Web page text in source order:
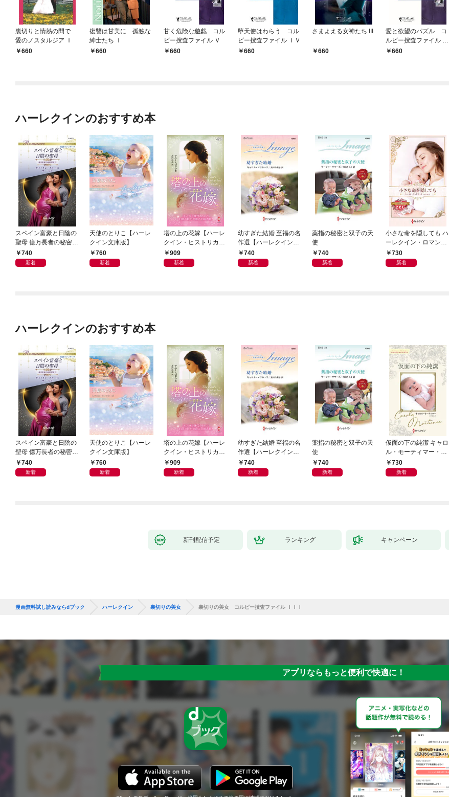
裏切りと情熱の間で
愛のノスタルジア Ｉ
660
復讐は甘美に 孤独な
紳士たち Ｉ
660
甘く危険な遊戯 コル
ビー捜査ファイル Ｖ
660
堕天使はわらう コル
ビー捜査ファイル ＩＶ
660
さまよえる女神たち III
660
愛と欲望のパズル コ
ルビー捜査ファイル Ｖ
Ｉ660
ハーレクインのおすすめ本
スペイン富豪と日陰の
聖母 億万長者の秘密同
盟 II ハーレクイン・ロ
マンス～純潔のシンデ
740
新着
天使のとりこ【ハーレ
クイン文庫版】
760
新着
塔の上の花嫁【ハーレ
クイン・ヒストリカ
ル・スペシャル版】
909
新着
幼すぎた結婚 至福の名
作選【ハーレクイン・
イマージュ版】
740
新着
薬指の秘密と双子の天
使
740
新着
小さな命を隠しても ハ
ーレクイン・ロマン
ス・タイムマシン
730
新着
ハーレクインのおすすめ本
スペイン富豪と日陰の
聖母 億万長者の秘密同
盟 II ハーレクイン・ロ
マンス～純潔のシンデ
740
新着
天使のとりこ【ハーレ
クイン文庫版】
760
新着
塔の上の花嫁【ハーレ
クイン・ヒストリカ
ル・スペシャル版】
909
新着
幼すぎた結婚 至福の名
作選【ハーレクイン・
イマージュ版】
740
新着
薬指の秘密と双子の天
使
740
新着
仮面の下の純潔 キャロ
ル・モーティマー・コ
レクション【ハーレク
イン・マスターピース
730
新着
新刊配信予定 ランキング キャンペーン
漫画無料試し読みならdブック ハーレクイン 裏切りの美女 裏切りの美女 コルビー捜査ファイル ＩＩＩ
アプリならもっと便利で快適に！